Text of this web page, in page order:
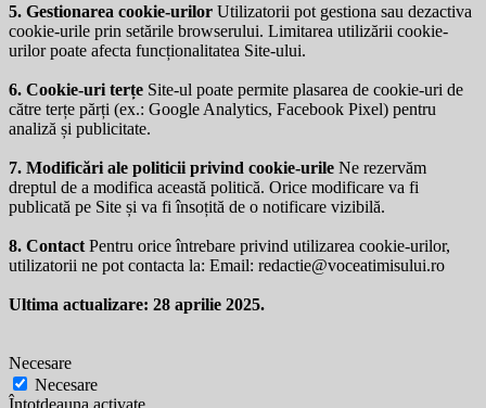
5. Gestionarea cookie-urilor Utilizatorii pot gestiona sau dezactiva
cookie-urile prin setările browserului. Limitarea utilizării cookie-
urilor poate afecta funcționalitatea Site-ului.
6. Cookie-uri terțe Site-ul poate permite plasarea de cookie-uri de
către terțe părți (ex.: Google Analytics, Facebook Pixel) pentru
analiză și publicitate.
7. Modificări ale politicii privind cookie-urile Ne rezervăm
dreptul de a modifica această politică. Orice modificare va fi
publicată pe Site și va fi însoțită de o notificare vizibilă.
8. Contact Pentru orice întrebare privind utilizarea cookie-urilor,
utilizatorii ne pot contacta la: Email: redactie@voceatimisului.ro
Ultima actualizare: 28 aprilie 2025.
Necesare
Necesare
Întotdeauna activate